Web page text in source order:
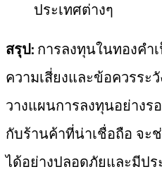
ประเทศต่างๆ
สรุป:การลงทุนในทองคำ
ความเสี่ยงและข้อควรระ
วางแผนการลงทุนอย่าง
กับร้านค้าที่น่าเชื่อถือ จ
ได้อย่างปลอดภัยและมีป